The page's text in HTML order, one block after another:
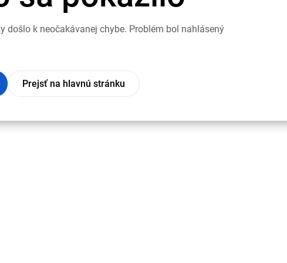
došlo k neočakávanej chybe. Problém bol nahlásený
Prejsť na hlavnú stránku